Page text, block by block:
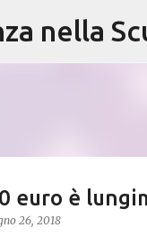
nella
euro è
26, 2018